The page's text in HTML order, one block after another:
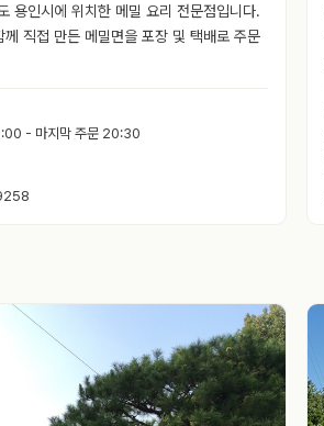
용인시에 위치한 메밀 요리 전문점입니다.
께 직접 만든 메밀면을 포장 및 택배로 주문
- 마지막 주문 20:30